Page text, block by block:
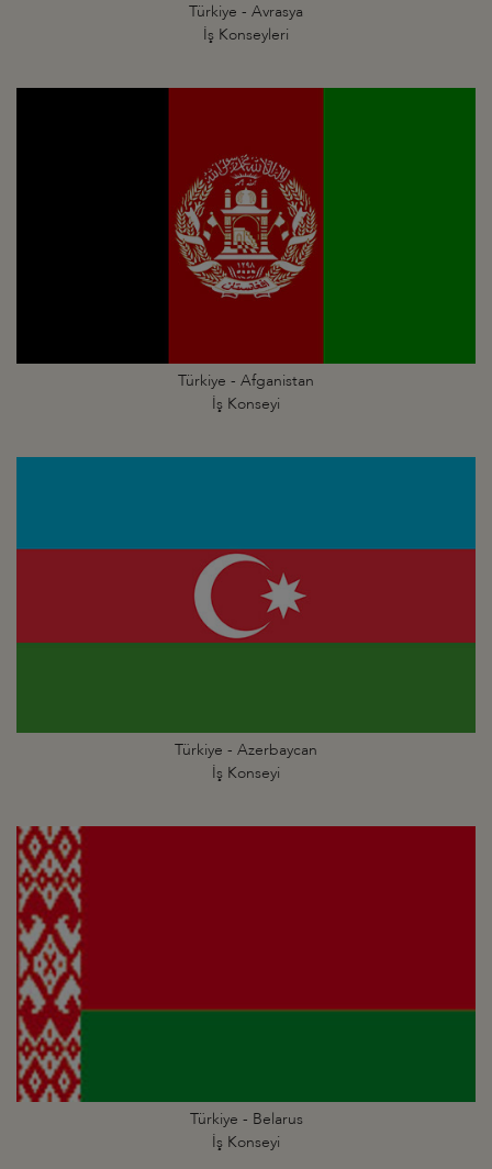
Türkiye - Avrasya
İş Konseyleri
Türkiye - Afganistan
İş Konseyi
Türkiye - Azerbaycan
İş Konseyi
Türkiye - Belarus
İş Konseyi